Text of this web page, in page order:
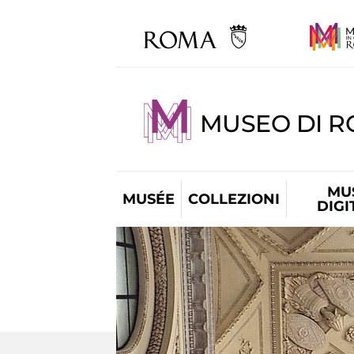
MUSEO DI
MUSÉE COLLEZIONI